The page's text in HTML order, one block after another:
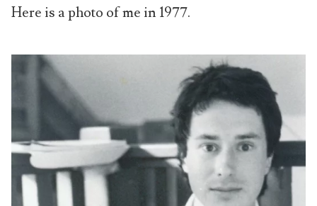
Here is a photo of me in 1977.